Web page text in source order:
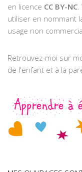
en licence CC BY-NC
utiliser en nommant
usage non
Retrouvez-moi sur
de l'enfant et à la